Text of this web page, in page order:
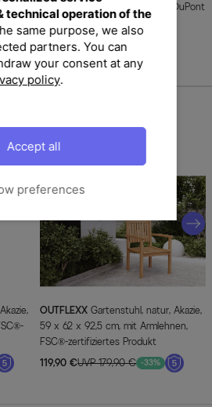
120 x
grau, Dralon, 120x50x7cm, mit DuPont
Teflon Markenimprägnierung
49,90 € UVP 119,90 €
Sie Ihren Garten
OUTFLEXX
59 x 62 x 92,5 cm, mit Armlehnen,
FSC®-zertifiziertes Produkt
119,90 €UVP 179,90 € -33%
technical operation of the
same purpose, we also
partners. You can
your consent at any
policy.
preferences
Accept all